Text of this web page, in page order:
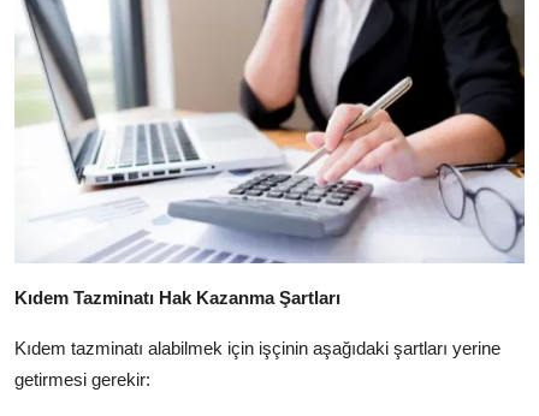
Kıdem Tazminatı Hak Kazanma Şartları
Kıdem tazminatı alabilmek için işçinin aşağıdaki şartları yerine
getirmesi gerekir: